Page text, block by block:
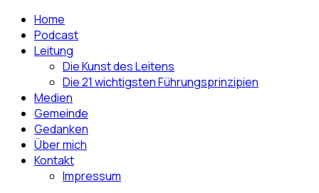
Home
Podcast
Leitung
Die Kunst des Leitens
Die 21 wichtigsten Führungsprinzipien
Medien
Gemeinde
Gedanken
Über mich
Kontakt
Impressum